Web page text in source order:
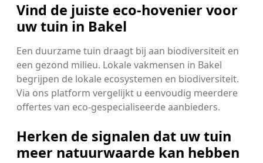
Vind de juiste eco-hovenier voor
uw tuin in Bakel
Een duurzame tuin draagt bij aan biodiversiteit en
een gezond milieu. Lokale vakmensen in Bakel
begrijpen de lokale ecosystemen en biodiversiteit.
Via ons platform vergelijkt u eenvoudig meerdere
offertes van eco-gespecialiseerde aanbieders.
Herken de signalen dat uw tuin
meer natuurwaarde kan hebben